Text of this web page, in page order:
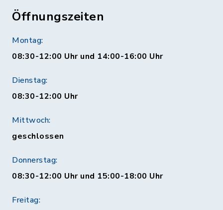
Öffnungszeiten
Montag:
08:30-12:00 Uhr und 14:00-16:00 Uhr
Dienstag:
08:30-12:00 Uhr
Mittwoch:
geschlossen
Donnerstag:
08:30-12:00 Uhr und 15:00-18:00 Uhr
Freitag: